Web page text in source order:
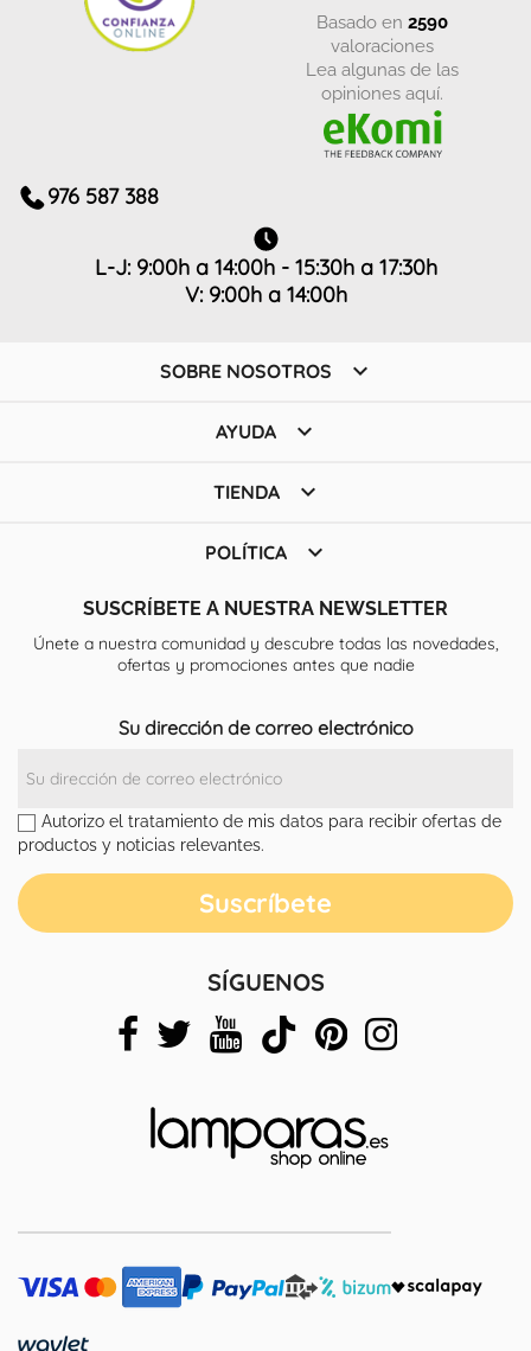
basado en 2590
valoraciones
Lea algunas de las
opiniones aquí.
976 587 388
L-J: 9:00h a 14:00h - 15:30h a 17:30h
V: 9:00h a 14:00h
SOBRE NOSOTROS 
AYUDA 
TIENDA 
POLÍTICA 
SUSCRÍBETE A NUESTRA NEWSLETTER
Únete a nuestra comunidad y descubre todas las novedades,
ofertas y promociones antes que nadie
Su dirección de correo electrónico
Autorizo el tratamiento de mis datos para recibir ofertas de
productos y noticias relevantes.
SÍGUENOS